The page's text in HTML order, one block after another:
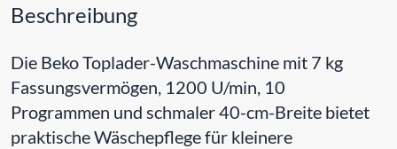
Beschreibung
Die Beko Toplader-Waschmaschine mit 7 kg
Fassungsvermögen, 1200 U/min, 10
Programmen und schmaler 40-cm-Breite bietet
praktische Wäschepflege für kleinere